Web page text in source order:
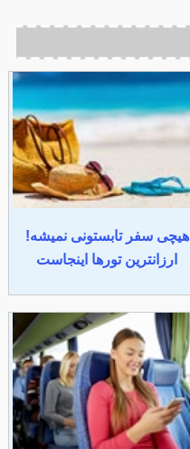
هیچی سفر تابستونی نمیشه!
ارزانترین تورها اینجاست